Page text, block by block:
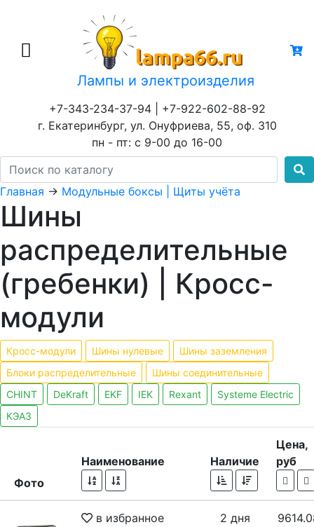
Лампы и электроизделия
+7-343-234-37-94 | +7-922-602-88-92
г. Екатеринбург, ул. Онуфриева, 55, оф. 310
пн - пт: с 9-00 до 16-00
Главная → Модульные боксы | Щиты учёта
Шины
распределительные
(гребенки) | Кросс-
модули
Кросс-модули Шины нулевые
Шины заземления
Блоки распределительные
Шины соединительные
CHINT
DeKraft EKF IEK Rexant
Systeme Electric
КЭАЗ
Фото
Наименование Наличие
Цена,
руб
в избранное
2 дня